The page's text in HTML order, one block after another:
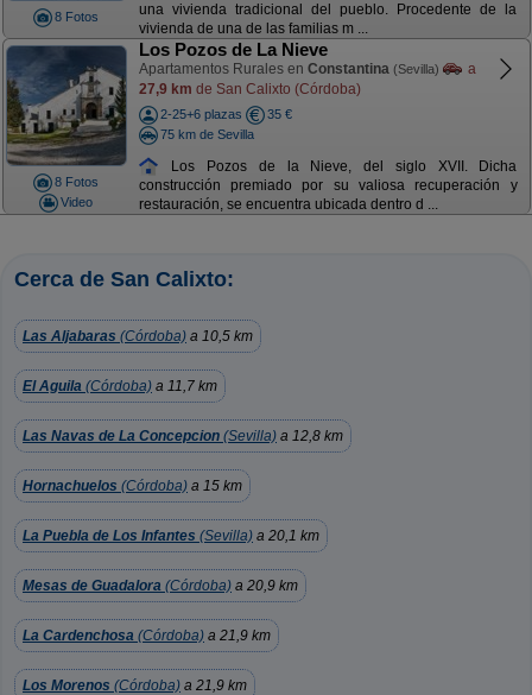
8 Fotos
una vivienda tradicional del pueblo. Procedente de la
vivienda de una de las familias m ...
8 Fotos
Video
Los Pozos de La Nieve
Apartamentos Rurales en Constantina (Sevilla)
a
27,9 km de San Calixto (Córdoba)
2-25+6 plazas
35 €
75 km de Sevilla
Los Pozos de la Nieve, del siglo XVII. Dicha
construcción premiado por su valiosa recuperación y
restauración, se encuentra ubicada dentro d ...
Cerca de San Calixto:
Las Aljabaras (Córdoba) a 10,5 km
El Aguila (Córdoba) a 11,7 km
Las Navas de La Concepcion (Sevilla) a 12,8 km
Hornachuelos (Córdoba) a 15 km
La Puebla de Los Infantes (Sevilla) a 20,1 km
Mesas de Guadalora (Córdoba) a 20,9 km
La Cardenchosa (Córdoba) a 21,9 km
Los Morenos (Córdoba) a 21,9 km